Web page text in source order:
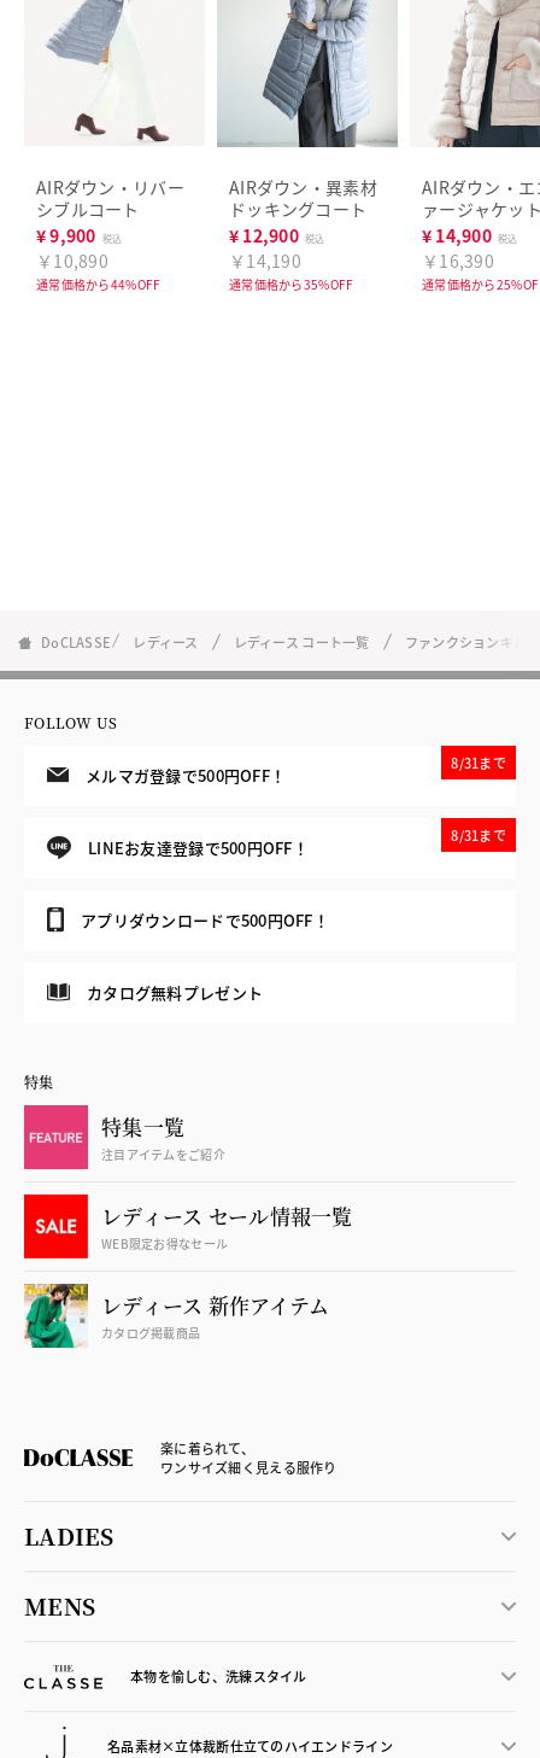
AIRダウン・リバー
シブルコート
¥9,900 税込
￥10,890
通常価格から44%OFF
AIRダウン・異素材
ドッキングコート
¥ 12,900 税込
￥14,190
通常価格から35%OFF
AIRダウン・
ァージャケッ
¥ 14,900 税込
￥16,390
通常価格から
DoCLASSE レディース レディース コート一覧 ファンクションキル
FOLLOW US
メルマガ登録で500円OFF！
8/31まで
LINEお友達登録で500円OFF！
8/31まで
アプリダウンロードで500円OFF！
カタログ無料プレゼント
特集
特集一覧
注目アイテムをご紹介
レディース セール情報一覧
WEB限定お得なセール
レディース 新作アイテム
カタログ掲載商品
楽に着られて、
ワンサイズ細く見える服作り
LADIES
MENS
本物を愉しむ、洗練スタイル
名品素材×立体裁断仕立てのハイエンドライン